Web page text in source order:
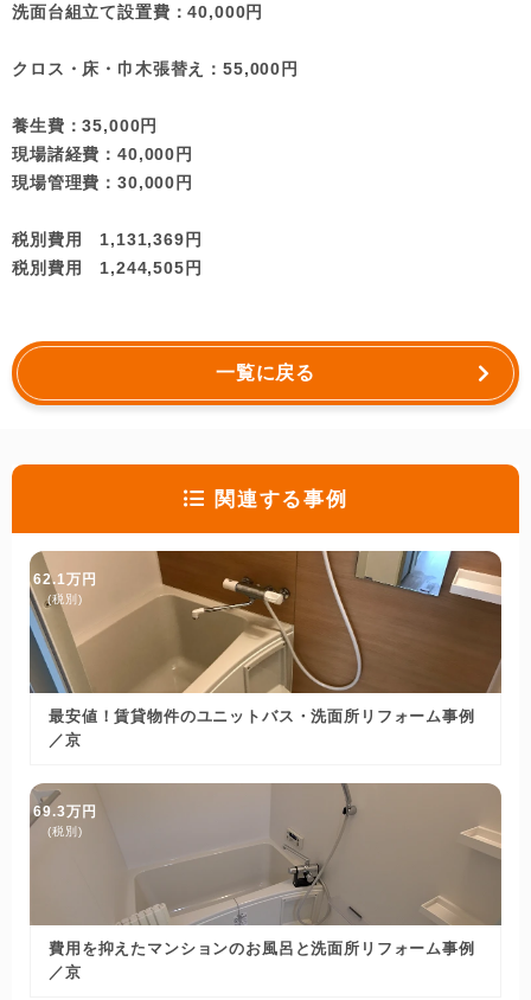
洗面台組立て設置費：40,000円
クロス・床・巾木張替え：55,000円
養生費：35,000円
現場諸経費：40,000円
現場管理費：30,000円
税別費用 1,131,369円
税別費用 1,244,505円
一覧に戻る
関連する事例
62.1万円
(税別)
最安値！賃貸物件のユニットバス・洗面所リフォーム事例
／京
69.3万円
(税別)
費用を抑えたマンションのお風呂と洗面所リフォーム事例
／京